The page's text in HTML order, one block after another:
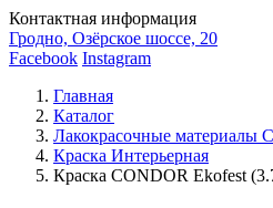
Контактная информация
Гродно, Озёрское шоссе, 20
Facebook Instagram
Главная
Каталог
Лакокрасочные материалы
Краска Интерьерная
Краска CONDOR Ekofest